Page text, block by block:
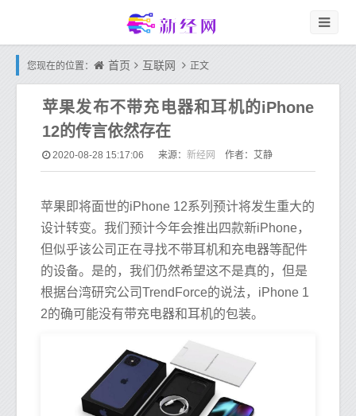
您现在的位置： 首页 互联网 正文
苹果发布不带充电器和耳机的iPhone
12的传言依然存在
2020-08-28 15:17:06 来源： 新经网 作者：艾静
苹果即将面世的iPhone 12系列预计将发生重大的
设计转变。我们预计今年会推出四款新iPhone，
但似乎该公司正在寻找不带耳机和充电器等配件
的设备。是的，我们仍然希望这不是真的，但是
根据台湾研究公司TrendForce的说法，iPhone 1
2的确可能没有带充电器和耳机的包装。